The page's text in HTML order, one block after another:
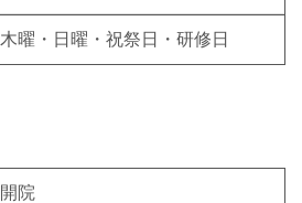
木曜・日曜・祝祭日・研修日
開院